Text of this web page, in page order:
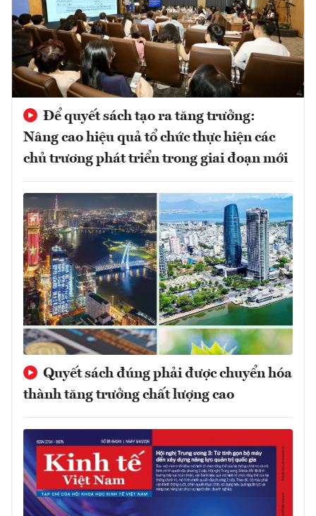
Để quyết sách tạo ra tăng trưởng:
Nâng cao hiệu quả tổ chức thực hiện các
chủ trương phát triển trong giai đoạn mới
Quyết sách đúng phải được chuyển hóa
thành tăng trưởng chất lượng cao